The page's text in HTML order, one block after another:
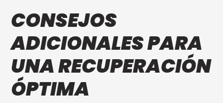
CONSEJOS
ADICIONALES PARA
UNA RECUPERACIÓN
ÓPTIMA